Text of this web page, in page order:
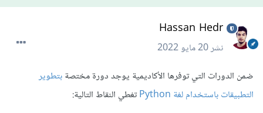
Hassan Hedr
نشر20 مايو 2022
ضمن الدورات التي توفرها الأكاديمية يوجد دورة مختصةبتطوير
التطبيقات باستخدام لغة Python
تغطي النقاط التالية: